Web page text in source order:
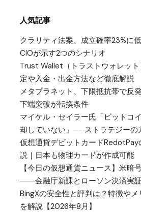
人気記事
クラリティ法案、成立確率23%に
CIOが示す2つのシナリオ
Trust Wallet（トラストウォレッ
定や入金・出金方法など徹底解説
メタプラネット、下限抵抗帯で反
下端突破が転換条件
マイケル・セイラー氏「ビットコ
却していない」──ストラテジーの
仮想通貨デビットカード
説｜日本も物理カードが作成可能
【今日の仮想通貨ニュース】米暗
――金融庁新課とローソン決済実
BingXの安全性と評判は？特徴や
を解説【2026年8月】